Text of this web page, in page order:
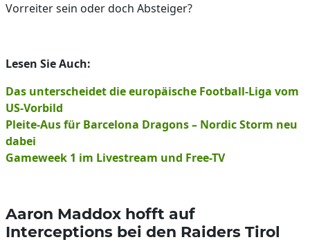
Vorreiter sein oder doch Absteiger?
Lesen Sie Auch:
Das unterscheidet die europäische Football-Liga vom
US-Vorbild
Pleite-Aus für Barcelona Dragons – Nordic Storm neu
dabei
Gameweek 1 im Livestream und Free-TV
Aaron Maddox hofft auf
Interceptions bei den Raiders Tirol